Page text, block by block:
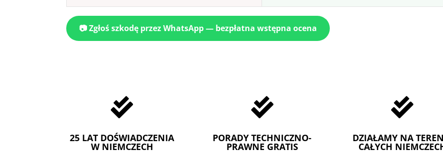
📷 Zgłoś szkodę przez WhatsApp — bezpłatna wstępna ocena

25 LAT DOŚWIADCZENIA
W NIEMCZECH

PORADY TECHNICZNO-
PRAWNE GRATIS

DZIAŁAMY NA
CAŁYCH